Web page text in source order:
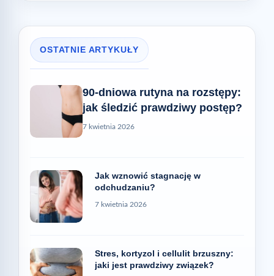
OSTATNIE ARTYKUŁY
90-dniowa rutyna na rozstępy:
jak śledzić prawdziwy postęp?
7 kwietnia 2026
Jak wznowić stagnację w
odchudzaniu?
7 kwietnia 2026
Stres, kortyzol i cellulit brzuszny:
jaki jest prawdziwy związek?